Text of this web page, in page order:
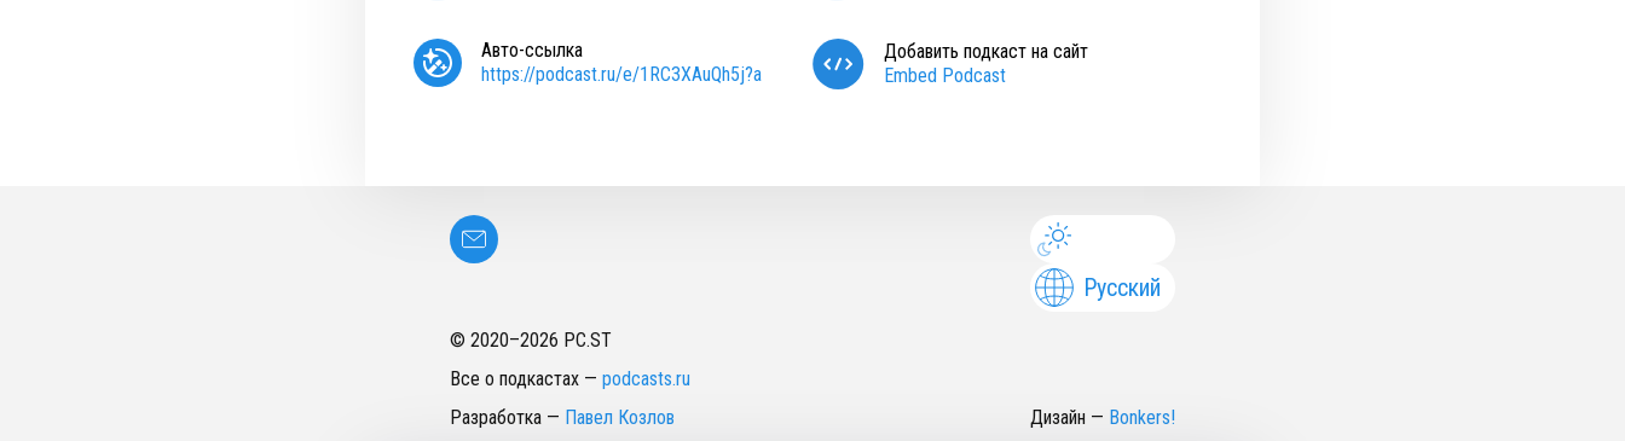
Авто-ссылка
https://podcast.ru/e/1RC3XAuQh5j?a
Добавить подкаст на сайт
Embed Podcast
Русский
© 2020–2026 PC.ST
Все о подкастах — podcasts.ru
Разработка — Павел Козлов Дизайн — Bonkers!